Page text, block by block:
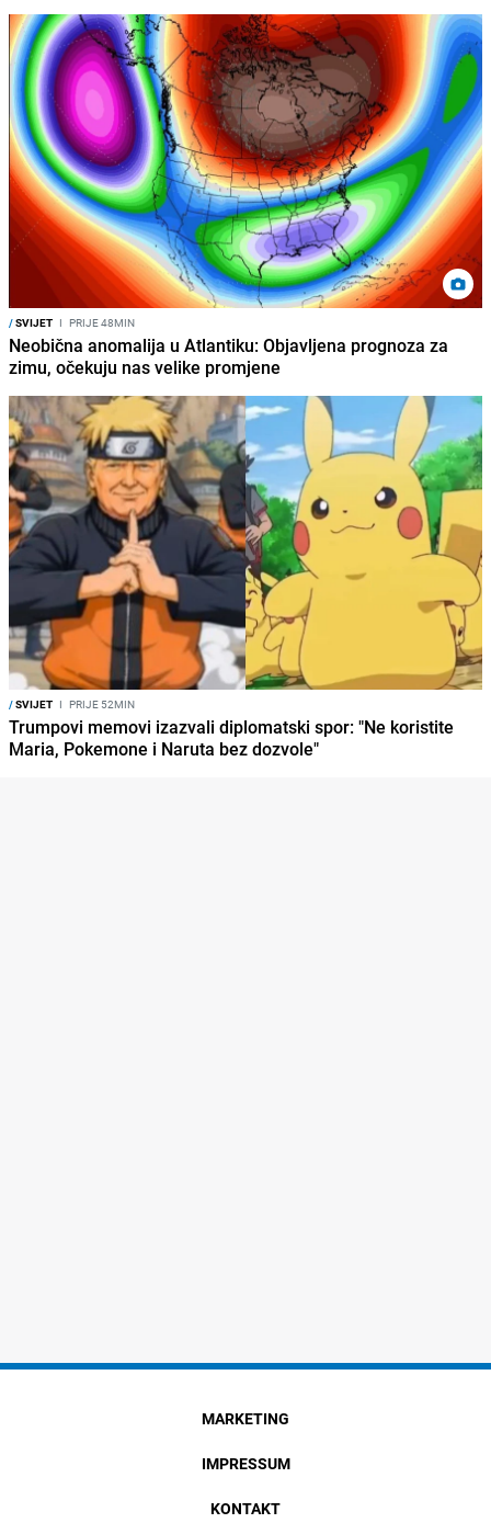
/SVIJET I PRIJE 48MIN
Neobična anomalija u Atlantiku: Objavljena prognoza za
zimu, očekuju nas velike promjene
/SVIJET I PRIJE 52MIN
Trumpovi memovi izazvali diplomatski spor: "Ne koristite
Maria, Pokemone i Naruta bez dozvole"
MARKETING
IMPRESSUM
KONTAKT